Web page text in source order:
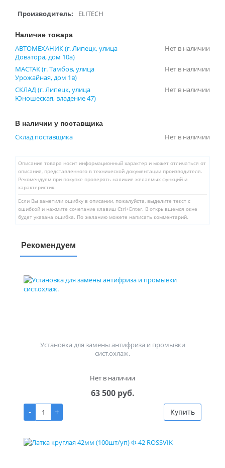
Производитель: ELITECH
Наличие товара
АВТОМЕХАНИК (г. Липецк, улица
Доватора, дом 10а)
Нет в наличии
МАСТАК (г. Тамбов, улица
Урожайная, дом 1в)
Нет в наличии
СКЛАД (г. Липецк, улица
Юношеская, владение 47)
Нет в наличии
В наличии у поставщика
Склад поставщика Нет в наличии
Описание товара носит информационный характер и может отличаться от
описания, представленного в технической документации производителя.
Рекомендуем при покупке проверять наличие желаемых функций и
характеристик.
Если Вы заметили ошибку в описании, пожалуйста, выделите текст с
ошибкой и нажмите сочетание клавиш Ctrl+Enter. В открывшемся окне
будет указана ошибка. По желанию можете написать комментарий.
Рекомендуем
Установка для замены антифриза и промывки
сист.охлаж.
Нет в наличии
63 500 руб.
-
+ Купить